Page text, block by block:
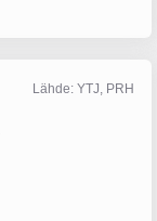
Lähde: YTJ, PRH